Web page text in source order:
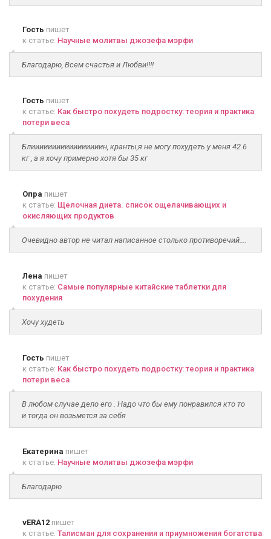
Гость пишет
к статье: Научные молитвы джозефа мэрфи
Благодарю, Всем счастья и Любви!!!!
Гость пишет
к статье: Как быстро похудеть подростку: теория и практика
потери веса
Блииииииииииииииииин, кранты,я не могу похудеть у меня 42.6
кг , а я хочу примерно хотя бы 35 кг
Опра пишет
к статье: Щелочная диета. список ощелачивающих и
окисляющих продуктов
Очевидно автор не читал написанное столько противоречий....
Лена пишет
к статье: Самые популярные китайские таблетки для
похудения
Хочу худеть
Гость пишет
к статье: Как быстро похудеть подростку: теория и практика
потери веса
В любом случае дело его . Надо что бы ему понравился кто то
и тогда он возьмется за себя
Екатерина пишет
к статье: Научные молитвы джозефа мэрфи
Благодарю
vERA12 пишет
к статье: Талисман для сохранения и приумножения богатства